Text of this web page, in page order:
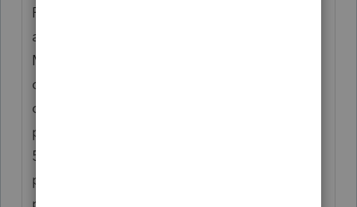
Personnes à charge pour qu'ils apparaissent
au dossier (entre autres, dans
Médical). Mais si je fais ceci, ça implique
que les 2 enfants sont en partie à sa
charge? Car elle me dit que les 2 parents
prennent la moitié des 2 (enfants à charge à
50% tous les 2). Car je vois que l'année
passée, dans son rapport d'impôt, la
personne qui avait produit son rapport